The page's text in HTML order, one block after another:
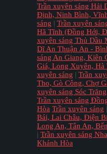
Trần xuyên sáng Hải
Định, Ninh Bình,
sáng | Trần xuyên
Hã Tĩnh (Đồng Hới,
xuyên sáng Thủ Dầu
Dĩ An Thuận An -
sáng An Giang, Kiên
Giá, Long Xuyên, Hà
xuyên sáng | Trần
Tho, Gò Công, Chợ
xuyên sáng Sóc
Trần xuyên sáng
Hòa Trần xuyên sáng |
Bái, Lai Châu, Điện
Long An, Tân An,
| Trần xuyên sáng
Khánh Hòa